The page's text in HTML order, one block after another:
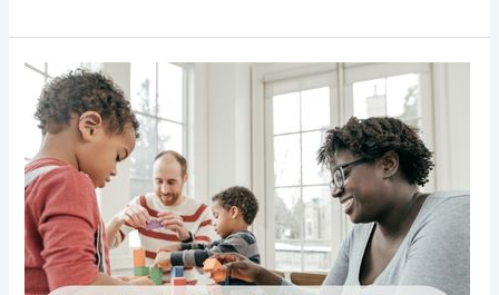
¿Cómo
Fomentar
Valores
Humanos
en
el
Hogar?